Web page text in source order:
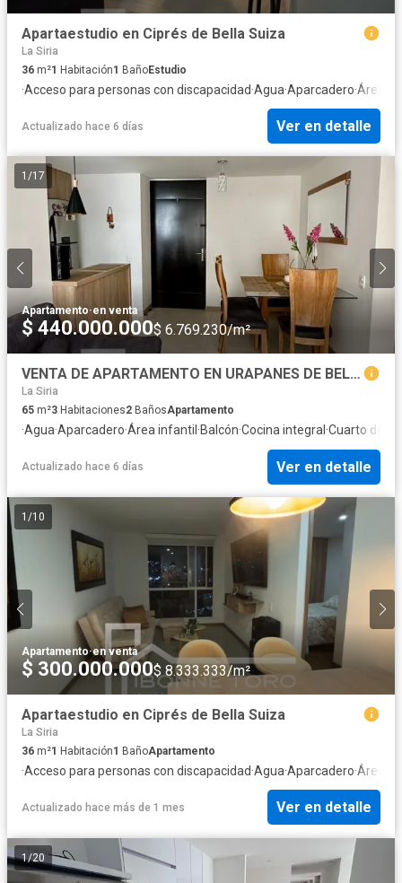
Apartaestudio en Ciprés de Bella Suiza
La Siria
36 m²1 Habitación1 BañoEstudio
·Acceso para personas con discapacidad·Agua·Aparcadero·Área
Actualizado hace 6 días Ver en detalle
1 /17
Apartamento·en venta
$ 440.000.000$ 6.769.230/m²
VENTA DE APARTAMENTO EN URAPANES DE BELLA SUIZA
La Siria
65 m²3 Habitaciones2 BañosApartamento
·Agua·Aparcadero·Área infantil ·Balcón·Cocina integral ·Cuarto de
Actualizado hace 6 días Ver en detalle
1 /10
Apartamento·en venta
$ 300.000.000$ 8.333.333/m²
Apartaestudio en Ciprés de Bella Suiza
La Siria
36 m²1 Habitación1 BañoApartamento
·Acceso para personas con discapacidad·Agua·Aparcadero·Área
Actualizado hace más de 1 mes Ver en detalle
1/20